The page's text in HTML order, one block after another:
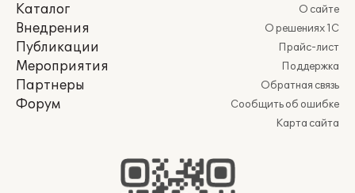
Каталог
Внедрения
Публикации
Мероприятия
Партнеры
Форум
О сайте
О решениях 1С
Прайс-лист
Поддержка
Обратная связь
Сообщить об ошибке
Карта сайта